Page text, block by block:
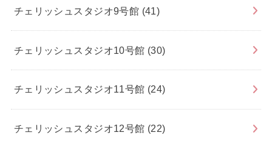
チェリッシュスタジオ9号館 (41)
チェリッシュスタジオ10号館 (30)
チェリッシュスタジオ11号館 (24)
チェリッシュスタジオ12号館 (22)